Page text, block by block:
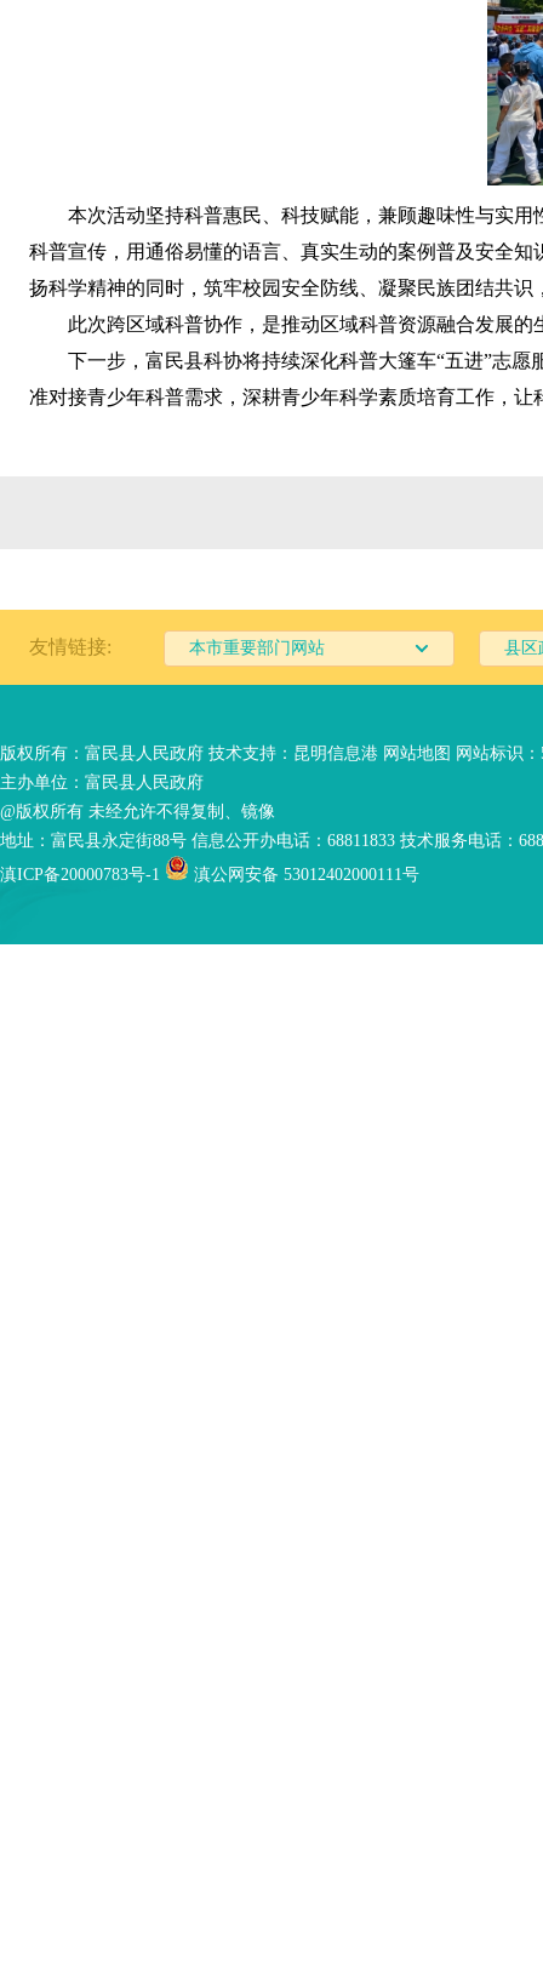
本次活动坚持科普惠民、科技赋能，兼顾趣味性与实
科普宣传，用通俗易懂的语言、真实生动的案例普及安全
扬科学精神的同时，筑牢校园安全防线、凝聚民族团结共
此次跨区域科普协作，是推动区域科普资源融合发展
下一步，富民县科协将持续深化科普大篷车“五进”志
准对接青少年科普需求，深耕青少年科学素质培育工作，
友情链接: 本市重要部门网站 县区
版权所有：富民县人民政府 技术支持： 昆明信息港 网站地图 网站标识：
主办单位：富民县人民政府
@版权所有 未经允许不得复制、镜像
地址：富民县永定街88号 信息公开办电话：68811833 技术服务电话：
滇ICP备20000783号-1
滇公网安备 53012402000111号